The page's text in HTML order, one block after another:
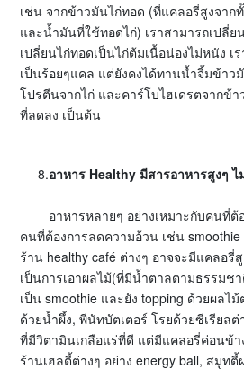
เช่น จากข้าวมันไก่ทอด (ที่แคลอรี่สูงจาก
และน้ำมันที่ใช้ทอดไก่) เราสามารถเปลี่
เปลี่ยนไก่ทอดเป็นไก่ต้มเนื้อน่องไม่หนัง เ
เป็นร้อยๆแคล แต่ยังคงได้ทานน้ำจิ้มข้าว
โปรตีนจากไก่ และคาร์โบไฮเดรตจากข้
ที่ลดลง เป็นต้น
8.อาหาร Healthy มีสารอาหารสูงๆ
อาหารหลายๆ อย่างเหมาะกับคนที่ต้อ
คนที่ต้องการลดความอ้วน เช่น
ร้าน healthy café ต่างๆ อาจจะมีแคลอรี่
เป็นการเอาผลไม้(ที่มีน้ำตาลตามธรรม
เป็น smoothie และยัง topping ด้วยผลไ
ด้วยน้ำผึ้ง, พีนัทบัตเตอร์ โรยด้วยซีเรียลต่
ที่มีวิตามินเกลือแร่ที่ดี แต่มีแคลอรี่ค่อนข้า
ร้านเฮลตี้ต่างๆ อย่าง energy ball, สมูท